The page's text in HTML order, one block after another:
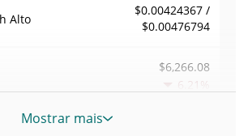
Alto
$0.00424367 /
$0.00476794
$6,266.08
6.21%
de
Mostrar mais